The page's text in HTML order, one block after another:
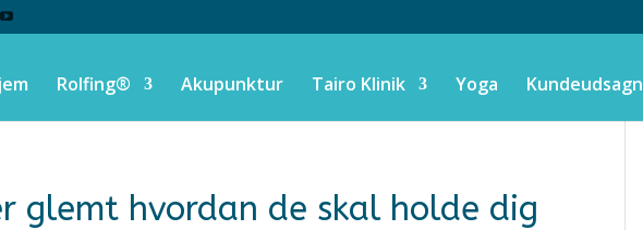
Rolfing® Akupunktur Tairo Klinik Yoga Kundeudsagn
glemt hvordan de skal holde dig